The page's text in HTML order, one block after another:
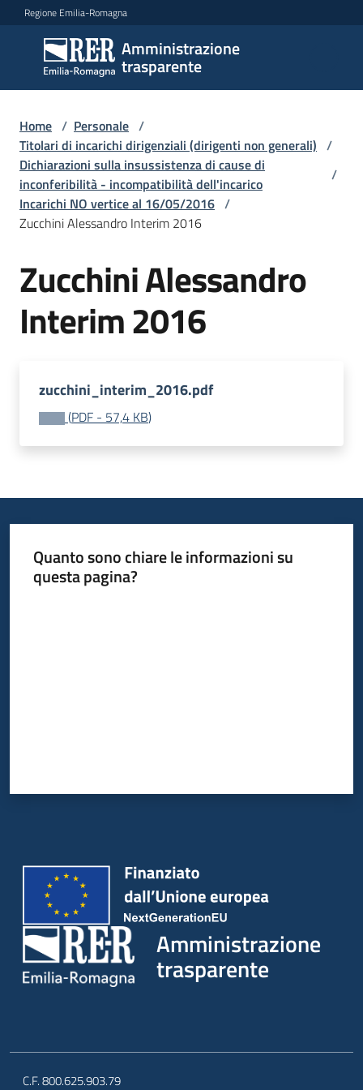
Vai al contenuto
Vai alla navigazione
Vai al footer
Regione Emilia-Romagna
Amministrazione
trasparente
Amministrazione
trasparente
Sottosezioni
Accesso
Home / Personale /
Titolari di incarichi dirigenziali (dirigenti non generali) /
Dichiarazioni sulla insussistenza di cause di
inconferibilità - incompatibilità dell'incarico
/
Incarichi NO vertice al 16/05/2016 /
Zucchini Alessandro Interim 2016
Zucchini Alessandro
Interim 2016
zucchini_interim_2016.pdf
(PDF - 57,4 KB)
Quanto sono chiare le informazioni su
questa pagina?
Amministrazione
trasparente
C.F. 800.625.903.79